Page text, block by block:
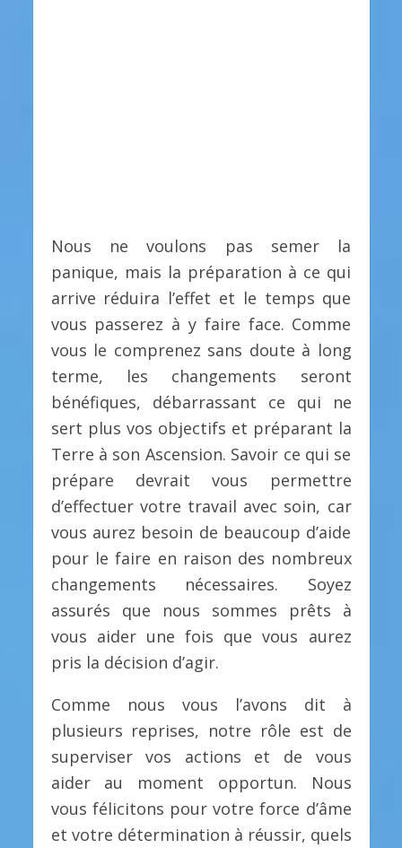
Nous ne voulons pas semer la
panique, mais la préparation à ce qui
arrive réduira l’effet et le temps que
vous passerez à y faire face. Comme
vous le comprenez sans doute à long
terme, les changements seront
bénéfiques, débarrassant ce qui ne
sert plus vos objectifs et préparant la
Terre à son Ascension. Savoir ce qui se
prépare devrait vous permettre
d’effectuer votre travail avec soin, car
vous aurez besoin de beaucoup d’aide
pour le faire en raison des nombreux
changements nécessaires. Soyez
assurés que nous sommes prêts à
vous aider une fois que vous aurez
pris la décision d’agir.
Comme nous vous l’avons dit à
plusieurs reprises, notre rôle est de
superviser vos actions et de vous
aider au moment opportun. Nous
vous félicitons pour votre force d’âme
et votre détermination à réussir, quels